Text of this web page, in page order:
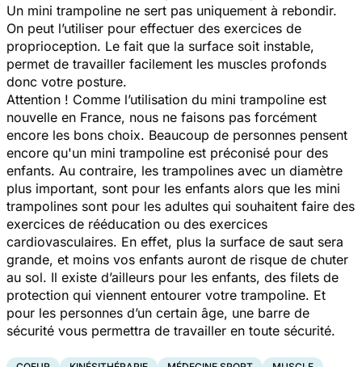
Un mini trampoline ne sert pas uniquement à rebondir.
On peut l’utiliser pour effectuer des exercices de
proprioception. Le fait que la surface soit instable,
permet de travailler facilement les muscles profonds
donc votre posture.
Attention ! Comme l’utilisation du mini trampoline est
nouvelle en France, nous ne faisons pas forcément
encore les bons choix. Beaucoup de personnes pensent
encore qu'un mini trampoline est préconisé pour des
enfants. Au contraire, les trampolines avec un diamètre
plus important, sont pour les enfants alors que les mini
trampolines sont pour les adultes qui souhaitent faire des
exercices de rééducation ou des exercices
cardiovasculaires. En effet, plus la surface de saut sera
grande, et moins vos enfants auront de risque de chuter
au sol. Il existe d’ailleurs pour les enfants, des filets de
protection qui viennent entourer votre trampoline. Et
pour les personnes d’un certain âge, une barre de
sécurité vous permettra de travailler en toute sécurité.